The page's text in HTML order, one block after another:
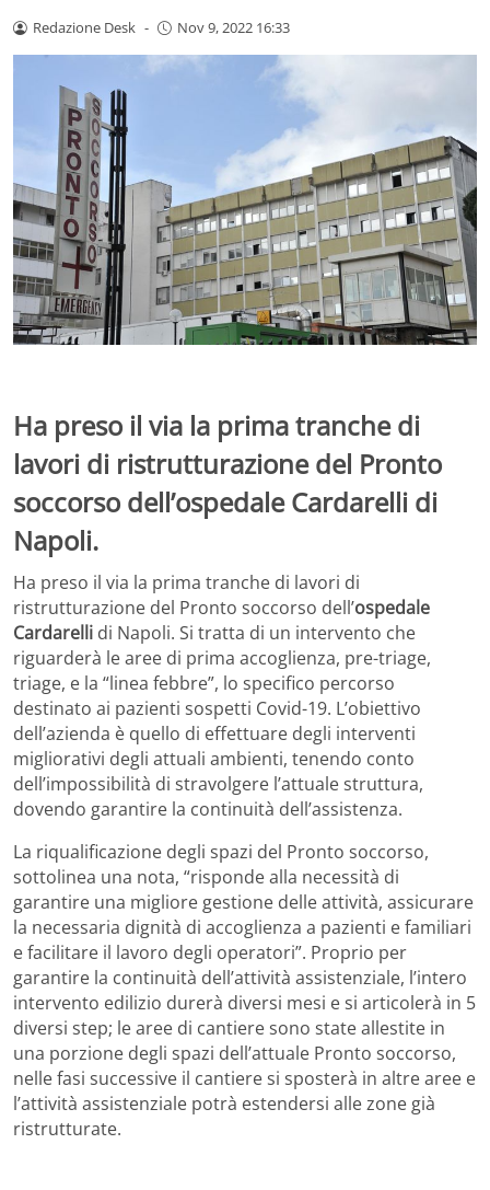
Redazione Desk - Nov 9, 2022 16:33
Ha preso il via la prima tranche di
lavori di ristrutturazione del Pronto
soccorso dell’ospedale Cardarelli di
Napoli.
Ha preso il via la prima tranche di lavori di
ristrutturazione del Pronto soccorso dell’ospedale
Cardarelli di Napoli. Si tratta di un intervento che
riguarderà le aree di prima accoglienza, pre-triage,
triage, e la “linea febbre”, lo specifico percorso
destinato ai pazienti sospetti Covid-19. L’obiettivo
dell’azienda è quello di effettuare degli interventi
migliorativi degli attuali ambienti, tenendo conto
dell’impossibilità di stravolgere l’attuale struttura,
dovendo garantire la continuità dell’assistenza.
La riqualificazione degli spazi del Pronto soccorso,
sottolinea una nota, “risponde alla necessità di
garantire una migliore gestione delle attività, assicurare
la necessaria dignità di accoglienza a pazienti e familiari
e facilitare il lavoro degli operatori”. Proprio per
garantire la continuità dell’attività assistenziale, l’intero
intervento edilizio durerà diversi mesi e si articolerà in 5
diversi step; le aree di cantiere sono state allestite in
una porzione degli spazi dell’attuale Pronto soccorso,
nelle fasi successive il cantiere si sposterà in altre aree e
l’attività assistenziale potrà estendersi alle zone già
ristrutturate.